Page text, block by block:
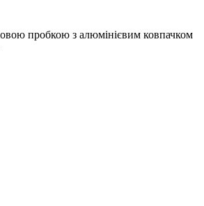
пробкою з алюмінієвим ковпачком